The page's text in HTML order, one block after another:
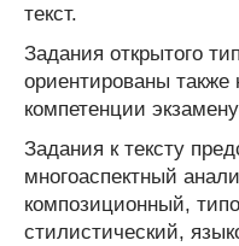
текст.
Задания открытого
ориентированы также
компетенции
Задания к тексту
многоаспектный
композиционный,
стилистический,